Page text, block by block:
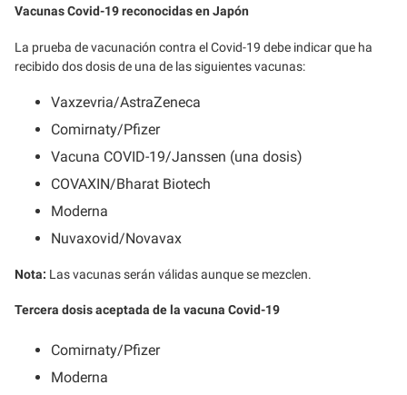
Vacunas Covid-19 reconocidas en Japón
La prueba de vacunación contra el Covid-19 debe indicar que ha
recibido dos dosis de una de las siguientes vacunas:
Vaxzevria/AstraZeneca
Comirnaty/Pfizer
Vacuna COVID-19/Janssen (una dosis)
COVAXIN/Bharat Biotech
Moderna
Nuvaxovid/Novavax
Nota: Las vacunas serán válidas aunque se mezclen.
Tercera dosis aceptada de la vacuna Covid-19
Comirnaty/Pfizer
Moderna